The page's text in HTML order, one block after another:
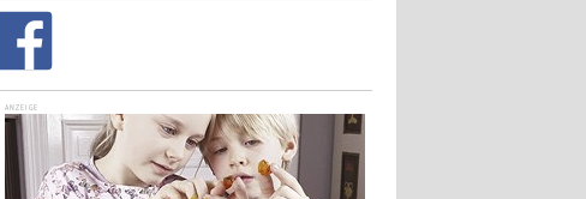
ANZEIGE